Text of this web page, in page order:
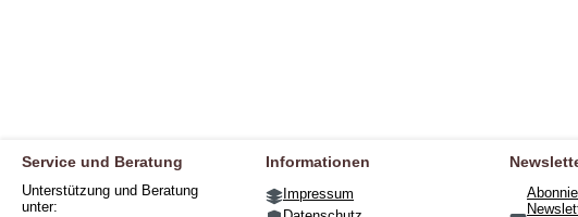
Service und Beratung
Unterstützung und Beratung
unter:
Informationen
Impressum